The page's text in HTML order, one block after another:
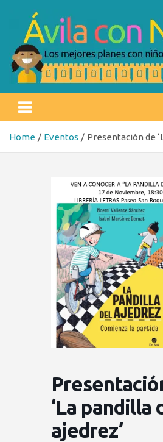
content
Ávila con niños
Home Eventos Presentación de
‘La pandilla
ajedrez’